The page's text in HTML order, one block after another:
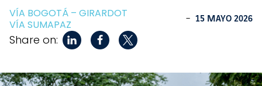
VÍA BOGOTÁ – GIRARDOT
VÍA SUMAPAZ
- 15 MAYO 2026
Share on: